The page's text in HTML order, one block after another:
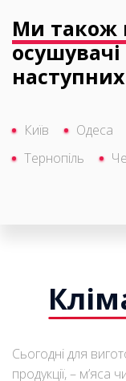
Ми також
Київ Одеса
Тернопіль
Сьогодні для
продукції, – м’яса